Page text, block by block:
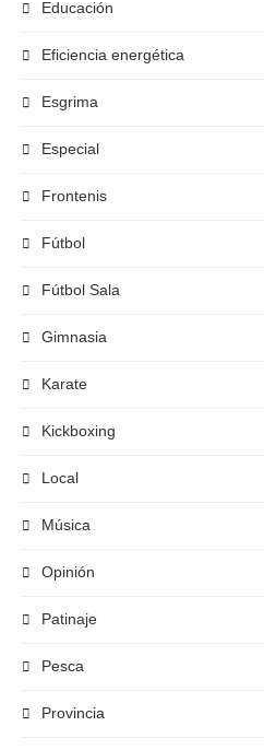
Educación
Eficiencia energética
Esgrima
Especial
Frontenis
Fútbol
Fútbol Sala
Gimnasia
Karate
Kickboxing
Local
Música
Opinión
Patinaje
Pesca
Provincia